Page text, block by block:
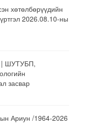
хөтөлбөрүүдийн
2026.08.10-ны
| ШУТУБП,
засвар
Ариун /1964-2026